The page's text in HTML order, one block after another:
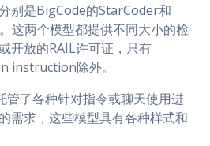
别是BigCode的StarCoder和
这两个模型都提供不同大小的检
开放的RAIL许可证，只有
instruction除外。
了各种针对指令或聊天使用进
需求，这些模型具有各种样式和